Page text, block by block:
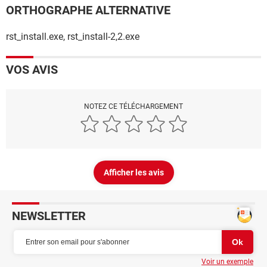
ORTHOGRAPHE ALTERNATIVE
rst_install.exe, rst_install-2,2.exe
VOS AVIS
NOTEZ CE TÉLÉCHARGEMENT
Afficher les avis
NEWSLETTER
Voir un exemple